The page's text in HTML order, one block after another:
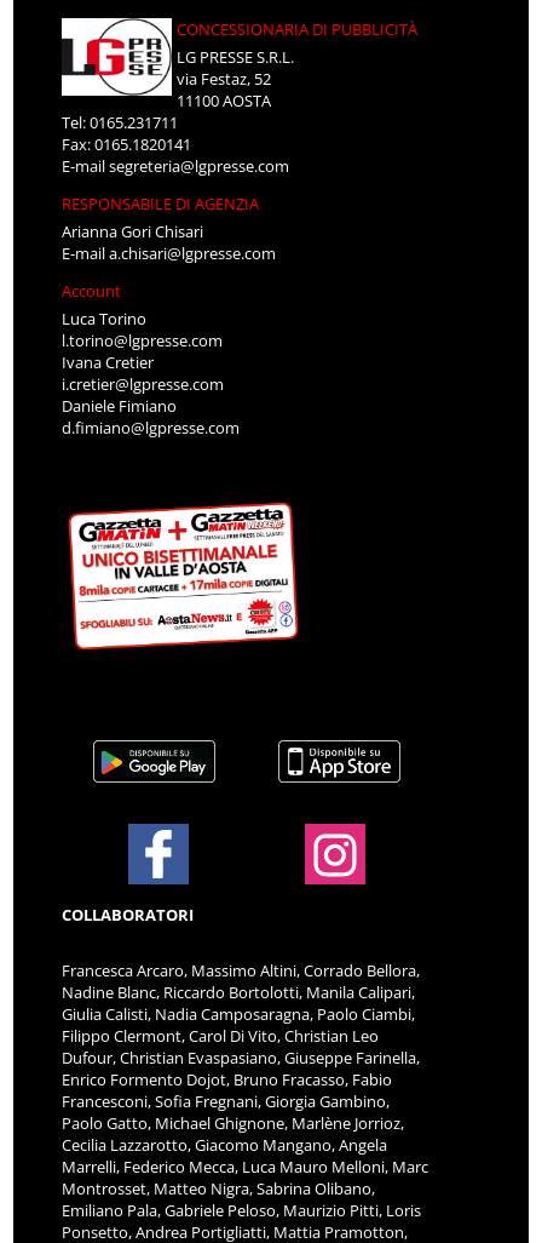
CONCESSIONARIA DI PUBBLICITÀ
LG PRESSE S.R.L.
via Festaz, 52
11100 AOSTA
Tel: 0165.231711
Fax: 0165.1820141
E-mailsegreteria@lgpresse.com
RESPONSABILE DI AGENZIA
Arianna Gori Chisari
E-maila.chisari@lgpresse.com
Account
Luca Torino
l.torino@lgpresse.com
Ivana Cretier
i.cretier@lgpresse.com
Daniele Fimiano
d.fimiano@lgpresse.com
COLLABORATORI
Francesca Arcaro, Massimo Altini, Corrado Bellora,
Nadine Blanc, Riccardo Bortolotti, Manila Calipari,
Giulia Calisti, Nadia Camposaragna, Paolo Ciambi,
Filippo Clermont, Carol Di Vito, Christian Leo
Dufour, Christian Evaspasiano, Giuseppe Farinella,
Enrico Formento Dojot, Bruno Fracasso, Fabio
Francesconi, Sofia Fregnani, Giorgia Gambino,
Paolo Gatto, Michael Ghignone, Marlène Jorrioz,
Cecilia Lazzarotto, Giacomo Mangano, Angela
Marrelli, Federico Mecca, Luca Mauro Melloni, Marc
Montrosset, Matteo Nigra, Sabrina Olibano,
Emiliano Pala, Gabriele Peloso, Maurizio Pitti, Loris
Ponsetto, Andrea Portigliatti, Mattia Pramotton,